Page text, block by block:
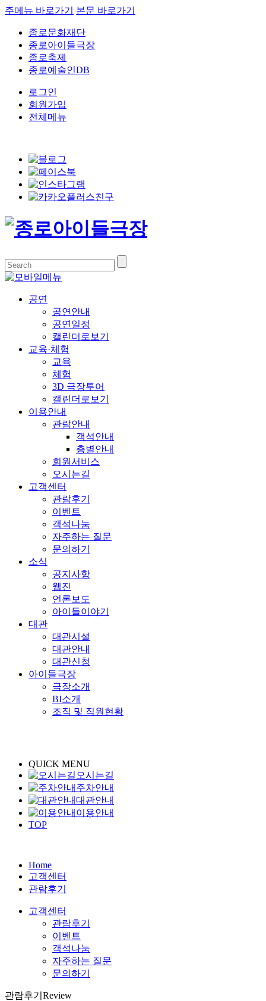
주메뉴 바로가기 본문 바로가기
종로문화재단
종로아이들극장
종로축제
종로예술인DB
로그인
회원가입
전체메뉴
공연
공연안내
공연일정
캘린더로보기
교육·체험
교육
체험
3D 극장투어
캘린더로보기
이용안내
관람안내
객석안내
층별안내
회원서비스
오시는길
고객센터
관람후기
이벤트
객석나눔
자주하는 질문
문의하기
소식
공지사항
웹진
언론보도
아이들이야기
대관
대관시설
대관안내
대관신청
아이들극장
극장소개
BI소개
조직 및 직원현황
QUICK MENU
오시는길
주차안내
대관안내
이용안내
TOP
Home
고객센터
관람후기
고객센터
관람후기
이벤트
객석나눔
자주하는 질문
문의하기
관람후기 Review